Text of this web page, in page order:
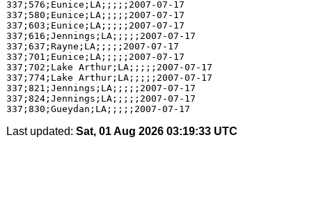
337;576;Eunice;LA;;;;;2007-07-17
337;580;Eunice;LA;;;;;2007-07-17
337;603;Eunice;LA;;;;;2007-07-17
337;616;Jennings;LA;;;;;2007-07-17
337;637;Rayne;LA;;;;;2007-07-17
337;701;Eunice;LA;;;;;2007-07-17
337;702;Lake Arthur;LA;;;;;2007-07-17
337;774;Lake Arthur;LA;;;;;2007-07-17
337;821;Jennings;LA;;;;;2007-07-17
337;824;Jennings;LA;;;;;2007-07-17
Last updated: Sat, 01 Aug 2026 03:19:33 UTC